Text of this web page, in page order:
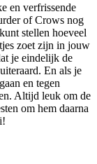
en verfrissende
of Crows nog
stellen hoeveel
zoet zijn in jouw
je eindelijk de
En als je
en tegen
Altijd leuk om de
om hem daarna